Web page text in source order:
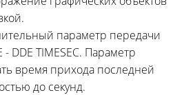
параметр передачи
- DDE TIMESEC. Параметр
время прихода последней
до секунд.